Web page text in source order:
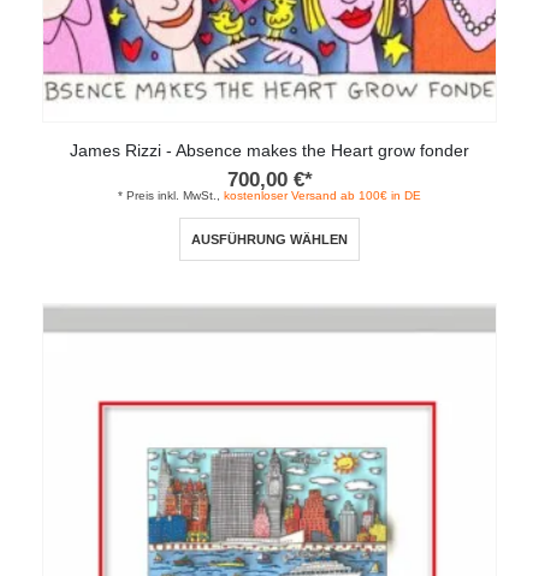
James Rizzi - Absence makes the Heart grow fonder
700,00 €*
* Preis inkl. MwSt., kostenloser Versand ab 100€ in DE
AUSFÜHRUNG WÄHLEN
mehrere
Varianten
Optionen
auf
der
Produktseite
gewählt